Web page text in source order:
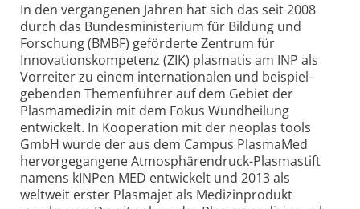
In den vergangenen Jahren hat sich das seit 2008
durch das Bundesministerium für Bildung und
Forschung (BMBF) geförderte Zentrum für
Innovations­kompetenz (ZIK) plasmatis am INP als
Vorreiter zu einem inter­natio­nalen und beispiel­
gebenden Themen­führer auf dem Gebiet der
Plasma­medizin mit dem Fokus Wund­heilung
entwickelt. In Koope­ration mit der neoplas tools
GmbH wurde der aus dem Campus PlasmaMed
hervor­gegangene Atmo­sphären­druck-Plasmastift
namens kINPen MED ent­wickelt und 2013 als
weltweit erster Plasmajet als Medizin­produkt